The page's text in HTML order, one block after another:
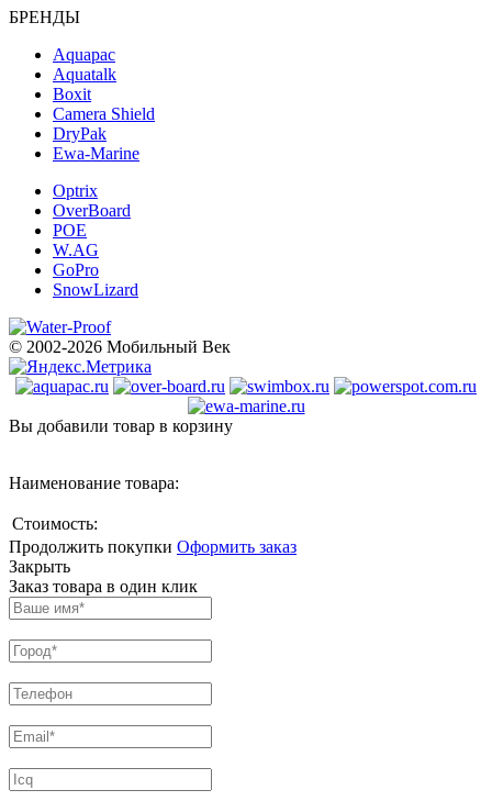
БРЕНДЫ
Aquapac
Aquatalk
Boxit
Camera Shield
DryPak
Ewa-Marine
Optrix
OverBoard
POE
W.AG
GoPro
SnowLizard
© 2002-2026 Мобильный Век
Вы добавили товар в корзину
Наименование товара:
Стоимость:
Продолжить покупки Оформить заказ
Закрыть
Заказ товара в один клик